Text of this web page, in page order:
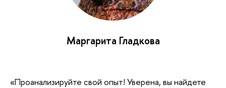
Маргарита Гладкова
«Проанализируйте свой опыт! Уверена, вы найдете